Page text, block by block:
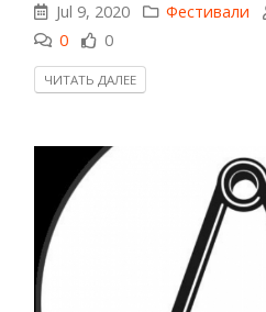
Jul 9, 2020 Фестивали
0
0
ЧИТАТЬ ДАЛЕЕ